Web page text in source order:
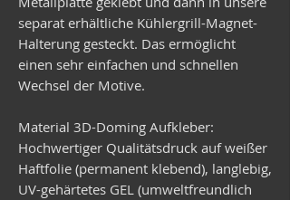
separat erhältliche Kühlergrill-Magnet-
Halterung gesteckt. Das ermöglicht
einen sehr einfachen und schnellen
Wechsel der Motive.
Material 3D-Doming Aufkleber:
Hochwertiger Qualitätsdruck auf weißer
Haftfolie (permanent klebend), langlebig,
UV-gehärtetes GEL (umweltfreundlich